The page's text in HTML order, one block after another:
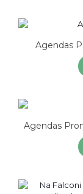
Agendas
Agendas